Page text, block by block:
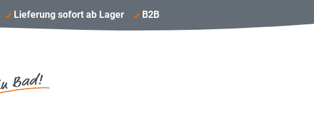
Lieferung sofort ab Lager B2B